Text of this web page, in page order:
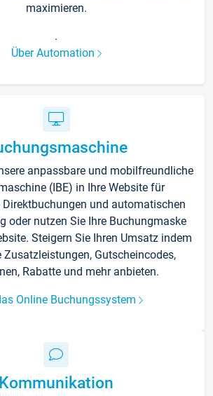
maximieren.
.
Über Automation
anpassbare und mobilfreundliche
(IBE) in Ihre Website für
und automatischen
oder nutzen Sie Ihre Buchungmaske
Steigern Sie Ihren Umsatz indem
Zusatzleistungen, Gutscheincodes,
Rabatte und mehr anbieten.
Online Buchungssystem
Kommunikation